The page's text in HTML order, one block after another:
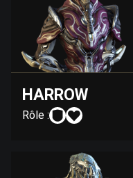
HARROW
Rôle :